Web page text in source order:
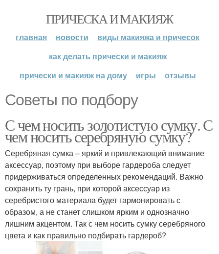
ПРИЧЕСКА И МАКИЯЖ
главная новости
виды макияжа и причесок
как делать прически и макияж
прически и макияж на дому
игры отзывы
Советы по подбору
С чем носить золотистую сумку. С
чем носить серебряную сумку?
Серебряная сумка – яркий и привлекающий внимание
аксессуар, поэтому при выборе гардероба следует
придерживаться определенных рекомендаций. Важно
сохранить ту грань, при которой аксессуар из
серебристого материала будет гармонировать с
образом, а не станет слишком ярким и однозначно
лишним акцентом. Так с чем носить сумку серебряного
цвета и как правильно подбирать гардероб?